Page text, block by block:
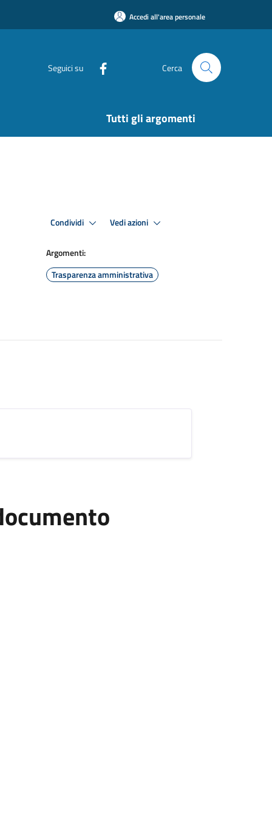
Accedi all'area personale
Seguici su Cerca
Tutti gli argomenti
Condividi Vedi azioni
Argomenti:
Trasparenza amministrativa